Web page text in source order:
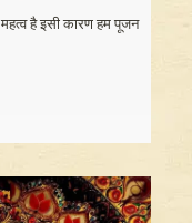
है इसी कारण हम पूजन